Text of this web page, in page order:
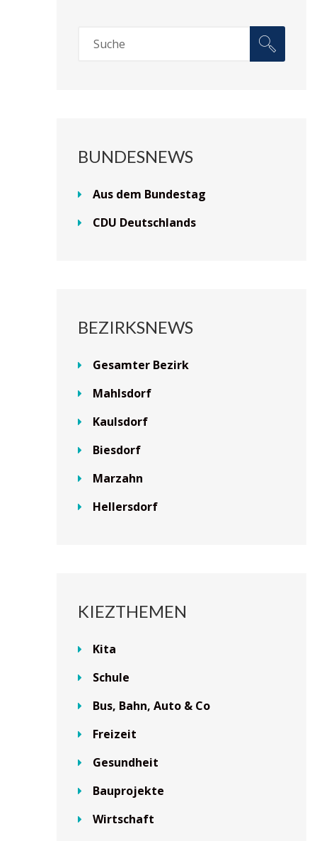
BUNDESNEWS
Aus dem Bundestag
CDU Deutschlands
BEZIRKSNEWS
Gesamter Bezirk
Mahlsdorf
Kaulsdorf
Biesdorf
Marzahn
Hellersdorf
KIEZTHEMEN
Kita
Schule
Bus, Bahn, Auto & Co
Freizeit
Gesundheit
Bauprojekte
Wirtschaft